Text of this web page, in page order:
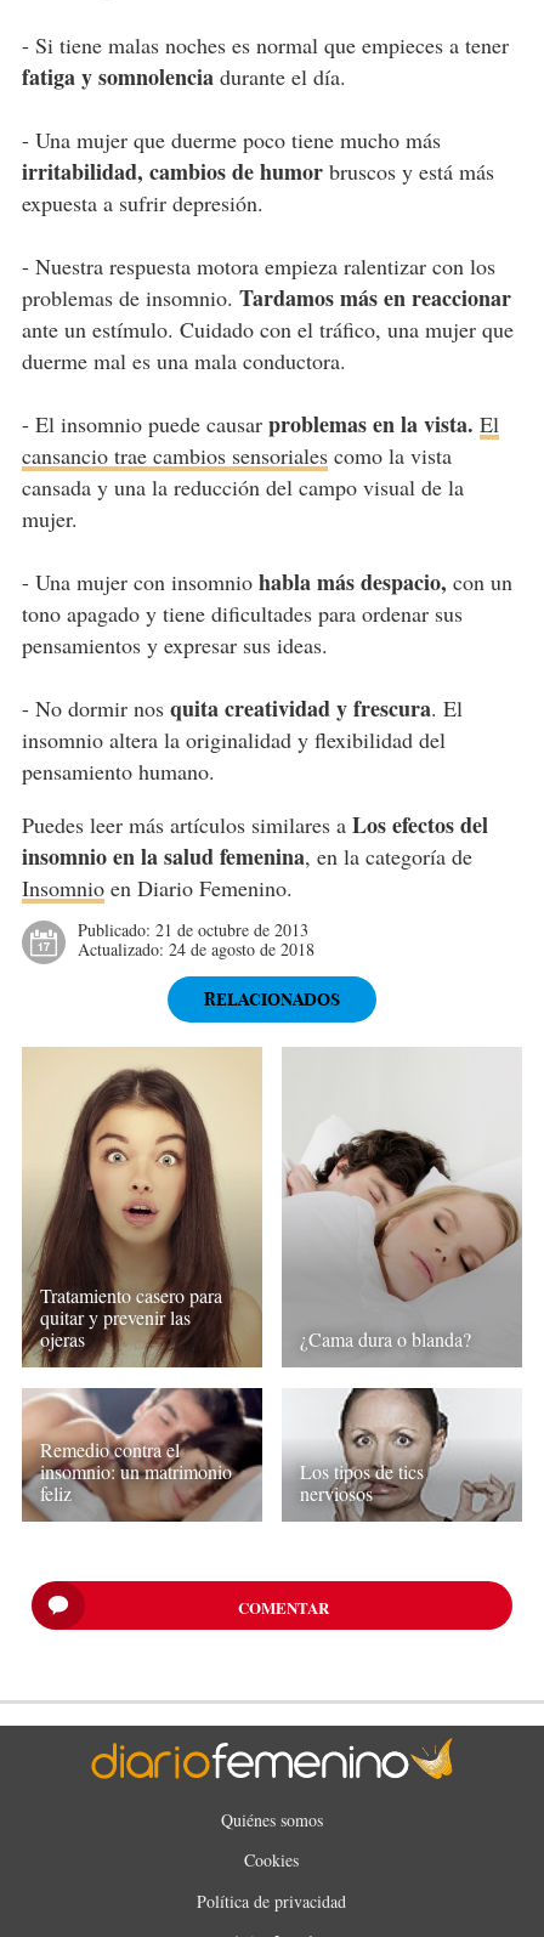
- Si tiene malas noches es normal que empieces a tener
fatiga y somnolenciadurante el día.
- Una mujer que duerme poco tiene mucho más
irritabilidad, cambios de humorbruscos y está más
expuesta a sufrir depresión.
- Nuestra respuesta motora empieza ralentizar con los
problemas de insomnio. Tardamos más en reaccionar
ante un estímulo. Cuidado con el tráfico, una mujer que
duerme mal es una mala conductora.
- El insomnio puede causar problemas en la vista. El
cansancio trae cambios sensorialescomo la vista
cansada y una la reducción del campo visual de la
mujer.
- Una mujer con insomnio habla más despacio, con un
tono apagado y tiene dificultades para ordenar sus
pensamientos y expresar sus ideas.
- No dormir nos quita creatividad y frescura. El
insomnio altera la originalidad y flexibilidad del
pensamiento humano.
Puedes leer más artículos similares a Los efectos del
insomnio en la salud femenina, en la categoría de
Insomnioen Diario Femenino.
Publicado: 21 de octubre de 2013
Actualizado: 24 de agosto de 2018
RELACIONADOS
Tratamiento casero para
quitar y prevenir las
ojeras
¿Cama dura o blanda?
Remedio contra el
insomnio: un matrimonio
feliz
Los tipos de tics
nerviosos
COMENTAR
Quiénes somos
Cookies
Política de privacidad